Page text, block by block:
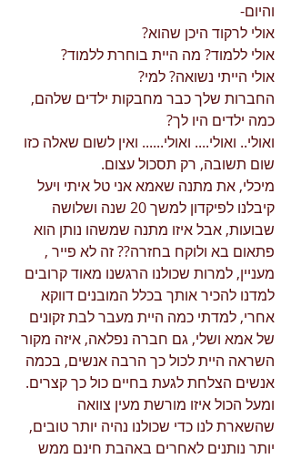
והיום-
אולי לרקוד היכן שהוא?
אולי ללמוד? מה היית בוחרת ללמוד?
אולי הייתי נשואה? למי?
החברות שלך כבר מחבקות ילדים שלהם,
כמה ילדים היו לך?
ואולי.. ואולי.... ואולי...... ואין לשום שאלה כזו
שום תשובה, רק תסכול עצום.
מיכלי, את מתנה שאמא אני טל איתי ויעל
קיבלנו לפיקדון למשך 20 שנה ושלושה
שבועות, אבל איזו מתנה שמשהו נותן הוא
פתאום בא ולוקח בחזרה?? זה לא פייר ,
מעניין, למרות שכולנו הרגשנו מאוד קרובים
למדנו להכיר אותך בכלל המובנים דווקא
אחרי, למדתי כמה היית מעבר לבת זקונים
של אמא ושלי, גם חברה נפלאה, איזה מקור
השראה היית לכול כך הרבה אנשים, בכמה
אנשים הצלחת לגעת בחיים כול כך קצרים.
ומעל הכול איזו מורשת מעין צוואה
שהשארת לנו כדי שכולנו נהיה יותר טובים,
יותר נותנים לאחרים באהבת חינם ממש